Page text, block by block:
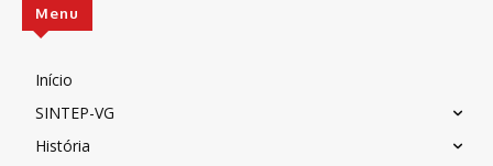
Menu
Início
SINTEP-VG
História